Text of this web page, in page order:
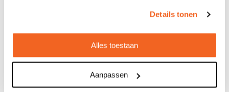
Details tonen
Alles toestaan
Aanpassen